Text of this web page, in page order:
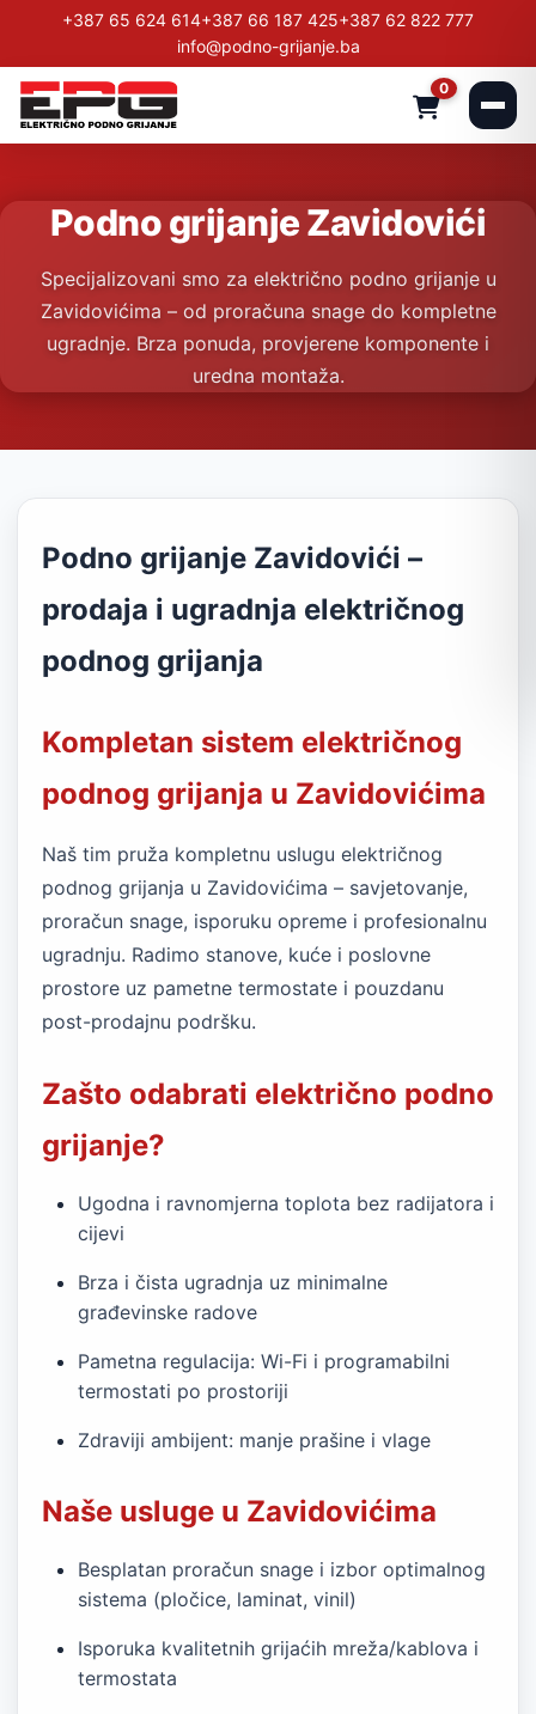
+387 65 624 614+387 66 187 425+387 62 822 777
info@podno-grijanje.ba
0
Podno grijanje Zavidovići
Specijalizovani smo za električno podno grijanje u
Zavidovićima – od proračuna snage do kompletne
ugradnje. Brza ponuda, provjerene komponente i
uredna montaža.
Podno grijanje Zavidovići –
prodaja i ugradnja električnog
podnog grijanja
Kompletan sistem električnog
podnog grijanja u Zavidovićima
Naš tim pruža kompletnu uslugu električnog
podnog grijanja u Zavidovićima – savjetovanje,
proračun snage, isporuku opreme i profesionalnu
ugradnju. Radimo stanove, kuće i poslovne
prostore uz pametne termostate i pouzdanu
post-prodajnu podršku.
Zašto odabrati električno podno
grijanje?
Ugodna i ravnomjerna toplota bez radijatora i
cijevi
Brza i čista ugradnja uz minimalne
građevinske radove
Pametna regulacija: Wi-Fi i programabilni
termostati po prostoriji
Zdraviji ambijent: manje prašine i vlage
Naše usluge u Zavidovićima
Besplatan proračun snage i izbor optimalnog
sistema (pločice, laminat, vinil)
Isporuka kvalitetnih grijaćih mreža/kablova i
termostata